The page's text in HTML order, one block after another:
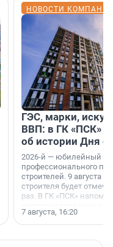
НОВОСТИ
ГЭС, марки,
ВВП: в ГК «ПСК»
об истории Дня
2026-й — юбилейный
профессионального
строителей. 9 августа
строителя будет
раз. В ГК «ПСК»
поменялась роль
7 августа, 16:20